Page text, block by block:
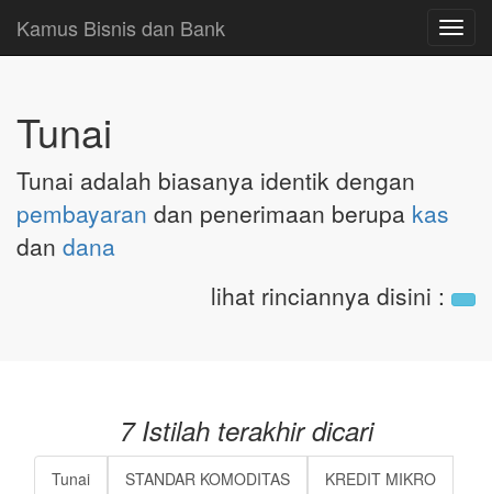
Kamus Bisnis dan Bank
Tunai
Tunai adalah biasanya identik dengan
pembayaran dan penerimaan berupa kas
dan dana
lihat rinciannya disini :
7 Istilah terakhir dicari
Tunai STANDAR KOMODITAS KREDIT MIKRO